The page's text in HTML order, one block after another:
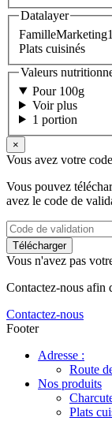
Datalayer
FamilleMarketing1
Plats cuisinés
Valeurs
Pour 100g
Voir plus
1 portion
×
Vous avez votre code
Vous pouvez
avez le code de
Vous n'avez pas
Contactez-nous afin
Contactez-nous
Footer
Adresse :
Route
Nos produits
Plats